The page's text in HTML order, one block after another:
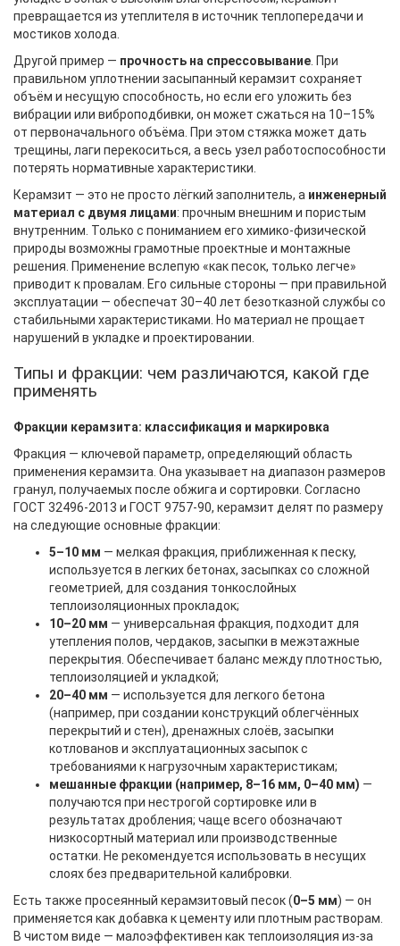
превращается из утеплителя в источник теплопередачи и
мостиков холода.
Другой пример — прочность на спрессовывание . При
правильном уплотнении засыпанный керамзит сохраняет
объём и несущую способность, но если его уложить без
вибрации или виброподбивки, он может сжаться на 10–15%
от первоначального объёма. При этом стяжка может дать
трещины, лаги перекоситься, а весь узел работоспособности
потерять нормативные характеристики.
Керамзит — это не просто лёгкий заполнитель, а инженерный
материал с двумя лицами: прочным внешним и пористым
внутренним. Только с пониманием его химико-физической
природы возможны грамотные проектные и монтажные
решения. Применение вслепую «как песок, только легче»
приводит к провалам. Его сильные стороны — при правильной
эксплуатации — обеспечат 30–40 лет безотказной службы со
стабильными характеристиками. Но материал не прощает
нарушений в укладке и проектировании.
Типы и фракции: чем различаются, какой где
применять
Фракции керамзита: классификация и маркировка
Фракция — ключевой параметр, определяющий область
применения керамзита. Она указывает на диапазон размеров
гранул, получаемых после обжига и сортировки. Согласно
ГОСТ 32496-2013 и ГОСТ 9757-90, керамзит делят по размеру
на следующие основные фракции:
5–10 мм — мелкая фракция, приближенная к песку,
используется в легких бетонах, засыпках со сложной
геометрией, для создания тонкослойных
теплоизоляционных прокладок;
10–20 мм — универсальная фракция, подходит для
утепления полов, чердаков, засыпки в межэтажные
перекрытия. Обеспечивает баланс между плотностью,
теплоизоляцией и укладкой;
20–40 мм — используется для легкого бетона
(например, при создании конструкций облегчённых
перекрытий и стен), дренажных слоёв, засыпки
котлованов и эксплуатационных засыпок с
требованиями к нагрузочным характеристикам;
мешанные фракции (например, 8–16 мм, 0–40 мм) —
получаются при нестрогой сортировке или в
результатах дробления; чаще всего обозначают
низкосортный материал или производственные
остатки. Не рекомендуется использовать в несущих
слоях без предварительной калибровки.
Есть также просеянный керамзитовый песок (0–5 мм) — он
применяется как добавка к цементу или плотным растворам.
В чистом виде — малоэффективен как теплоизоляция из-за